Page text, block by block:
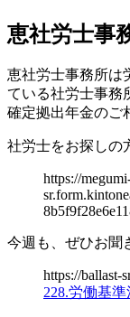
恵社労士事
恵社労士事務所は
ている社労士事務
確定拠出年金のご
社労士をお探しの
https://
今週も、ぜひお聞
https://ballast-
228.労働基